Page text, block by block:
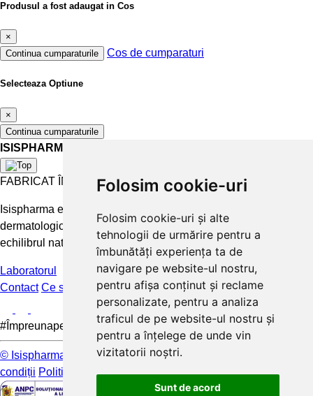
Folosim cookie-uri
Folosim cookie-uri și alte
tehnologii de urmărire pentru a
îmbunătăți experiența ta de
navigare pe website-ul nostru,
pentru afișa conținut și reclame
personalizate, pentru a analiza
traficul de pe website-ul nostru și
pentru a înțelege de unde vin
vizitatorii noștri.
Sunt de acord
Produsul a fost adaugat in Cos
×
Continua cumparaturile
Cos de cumparaturi
Selecteaza Optiune
×
Continua cumparaturile
ISISPHARMA
FABRICAT ÎN FRANȚA
Isispharma este un laborator francez care concepe tratamente
dermatologice eficiente și accesibile pentru a păstra și restabili
echilibrul natural al pielii.
Laboratorul
Contact Ce spun clientii FAQ
#Împreunapentrupieleamea
© Isispharma 2026 Livrare si plata Mențiuni legale
condiții Politica de confidențialitate